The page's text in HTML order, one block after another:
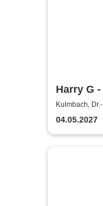
Harry G
Kulmbach,
04.05.2027